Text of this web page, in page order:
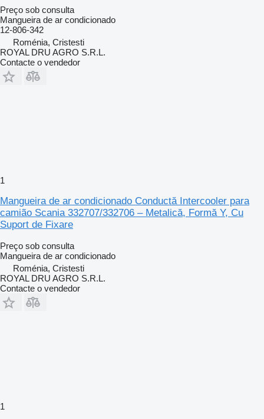
Preço sob consulta
Mangueira de ar condicionado
12-806-342
Roménia, Cristesti
ROYAL DRU AGRO S.R.L.
Contacte o vendedor
1
Mangueira de ar condicionado Conductă Intercooler para
camião Scania 332707/332706 – Metalică, Formă Y, Cu
Suport de Fixare
Preço sob consulta
Mangueira de ar condicionado
Roménia, Cristesti
ROYAL DRU AGRO S.R.L.
Contacte o vendedor
1